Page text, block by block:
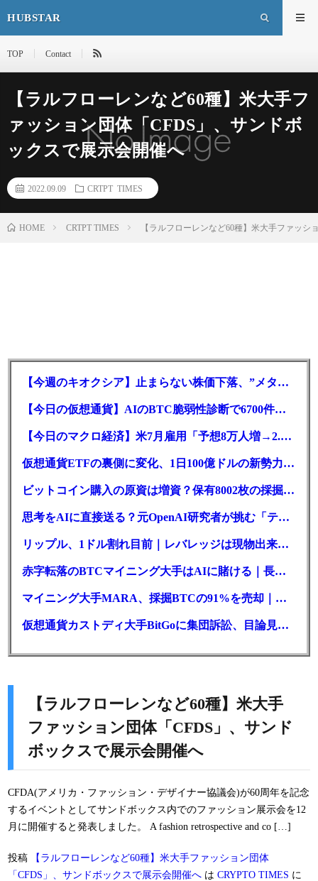
HUBSTAR
TOP Contact
【ラルフローレンなど60種】米大手フ
ァッション団体「CFDS」、サンドボ
ックスで展示会開催へ
2022.09.09 CRTPT TIMES
HOME CRTPT TIMES 【ラルフローレンなど60種】米大手ファッ
【今週のキオクシア】止まらない株価下落、”メタプラネット化”の指摘は本当？
【今日の仮想通貨】AIのBTC脆弱性診断で6700件の指摘。赤字マイニング企業はAIに賭ける
【今日のマクロ経済】米7月雇用「予想8万人増→2.3万人減」で利上げ観測後退
仮想通貨ETFの裏側に変化、1日100億ドルの新勢力がSEC登録
ビットコイン購入の原資は増資？保有8002枚の採掘企業の実態とは
思考をAIに直接送る？元OpenAI研究者が挑む「テレパシー」開発とは
リップル、1ドル割れ目前｜レバレッジは現物出来高の6倍超
赤字転落のBTCマイニング大手はAIに賭ける｜長期負債17.8億ドル
マイニング大手MARA、採掘BTCの91%を売却｜純損失6億ドル
仮想通貨カストディ大手BitGoに集団訴訟、目論見書が争点に
【ラルフローレンなど60種】米大手
ファッション団体「CFDS」、サンド
ボックスで展示会開催へ
CFDA(アメリカ・ファッション・デザイナー協議会)が60周年を記念
するイベントとしてサンドボックス内でのファッション展示会を12
月に開催すると発表しました。 A fashion retrospective and co […]
投稿
【ラルフローレンなど60種】米大手ファッション団体
「CFDS」、サンドボックスで展示会開催へ は CRYPTO TIMES に